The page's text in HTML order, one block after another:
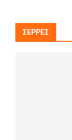
ΣΈΡΡΕΣ